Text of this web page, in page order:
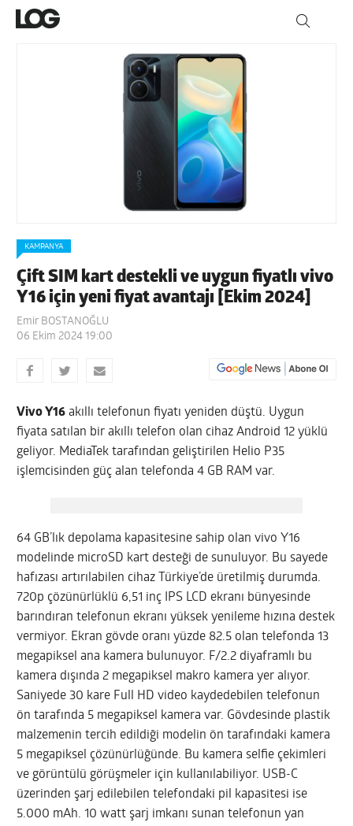
KAMPANYA
Çift SIM kart destekli ve uygun fiyatlı vivo
Y16 için yeni fiyat avantajı [Ekim 2024]
Emir BOSTANOĞLU
06 Ekim 2024 19:00
Vivo Y16 akıllı telefonun fiyatı yeniden düştü. Uygun
fiyata satılan bir akıllı telefon olan cihaz Android 12 yüklü
geliyor. MediaTek tarafından geliştirilen Helio P35
işlemcisinden güç alan telefonda 4 GB RAM var.
64 GB’lık depolama kapasitesine sahip olan vivo Y16
modelinde microSD kart desteği de sunuluyor. Bu sayede
hafızası artırılabilen cihaz Türkiye’de üretilmiş durumda.
720p çözünürlüklü 6,51 inç IPS LCD ekranı bünyesinde
barındıran telefonun ekranı yüksek yenileme hızına destek
vermiyor. Ekran gövde oranı yüzde 82.5 olan telefonda 13
megapiksel ana kamera bulunuyor. F/2.2 diyaframlı bu
kamera dışında 2 megapiksel makro kamera yer alıyor.
Saniyede 30 kare Full HD video kaydedebilen telefonun
ön tarafında 5 megapiksel kamera var. Gövdesinde plastik
malzemenin tercih edildiği modelin ön tarafındaki kamera
5 megapiksel çözünürlüğünde. Bu kamera selfie çekimleri
ve görüntülü görüşmeler için kullanılabiliyor. USB-C
üzerinden şarj edilebilen telefondaki pil kapasitesi ise
5.000 mAh. 10 watt şarj imkanı sunan telefonun yan